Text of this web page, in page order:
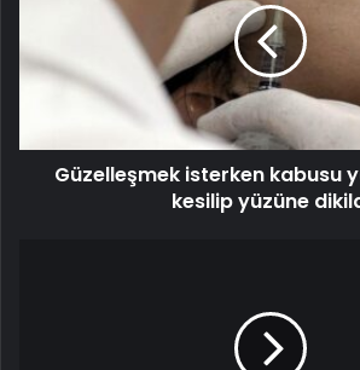
Güzelleşmek isterken kabusu
kesilip yüzüne